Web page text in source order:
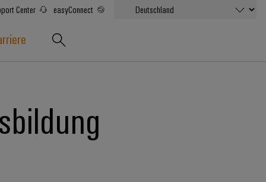
Center easyConnect